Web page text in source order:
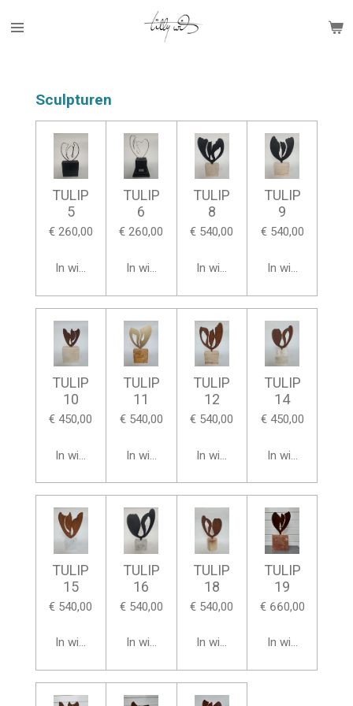
direct
Sculpturen
TULIP
5
€ 260,00
In winkelwagen
TULIP
6
€ 260,00
In winkelwagen
TULIP
8
€ 540,00
In winkelwagen
TULIP
9
€ 540,00
In winkelwagen
TULIP
10
€ 450,00
In winkelwagen
TULIP
11
€ 540,00
In winkelwagen
TULIP
12
€ 540,00
In winkelwagen
TULIP
14
€ 450,00
In winkelwagen
TULIP
15
€ 540,00
In winkelwagen
TULIP
16
€ 540,00
In winkelwagen
TULIP
18
€ 540,00
In winkelwagen
TULIP
19
€ 660,00
In winkelwagen